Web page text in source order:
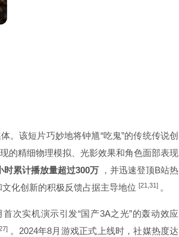
。该短片巧妙地将钟馗“吃鬼”的传统传说创
的精细物理模拟、光影效果和角色面部表现
时累计播放量超过300万 ，并迅速登顶B站热
文化创新的积极反馈占据主导地位 [21,31] 。
次实机演示引发“国产3A之光”的轰动效应
。2024年8月游戏正式上线时，社媒热度达